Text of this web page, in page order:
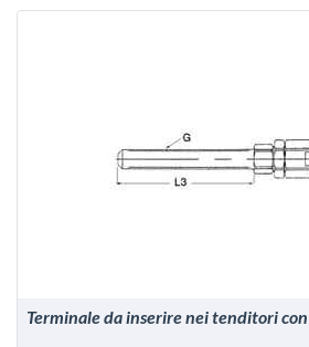
VEDI
Terminale da inserire nei tenditori